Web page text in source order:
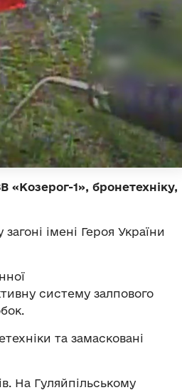
«Козерог-1», бронетехніку,
імені Героя України
систему залпового
та замасковані
На Гуляйпільському